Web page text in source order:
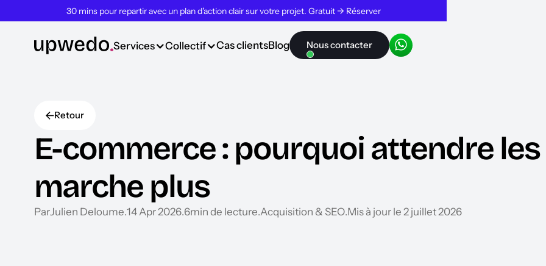
30 mins pour repartir avec un plan d'action clair sur votre projet. Gratuit → Réserver
Services Collectif Cas clientsBlog Nous contacter
Retour
E-commerce : pourquoi attendre
marche plus
ParJulien Deloume.14 Apr 2026.6min de lecture.Acquisition & SEO.Mis à jour le 2 juillet 2026